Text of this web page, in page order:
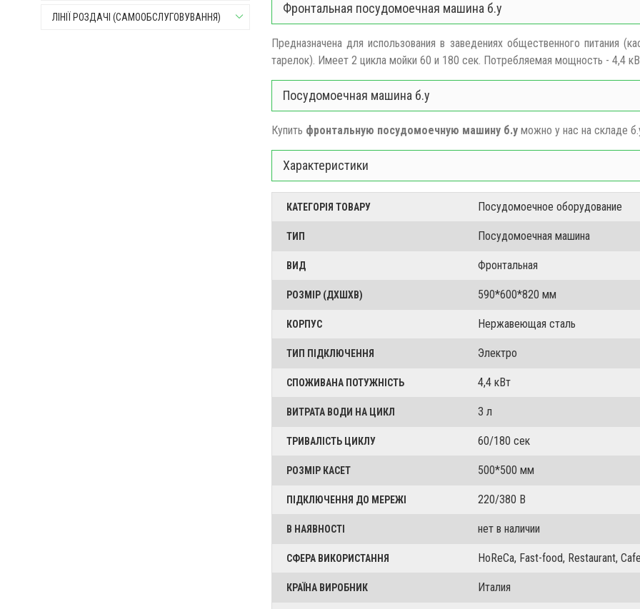
Фронтальная посудомоечная машина б.у
Предназначена для использования в заведениях общественного питания
тарелок). Имеет 2 цикла мойки 60 и 180 сек. Потребляемая мощность - 4,4
Посудомоечная машина б.у
Купить фронтальную посудомоечную машину б.уможно у нас на складе
Характеристики
КАТЕГОРІЯ ТОВАРУ Посудомоечное оборудование
ТИП Посудомоечная машина
ВИД Фронтальная
РОЗМІР (ДХШХВ) 590*600*820 мм
КОРПУС Нержавеющая сталь
ТИП ПІДКЛЮЧЕННЯ Электро
СПОЖИВАНА ПОТУЖНІСТЬ 4,4 кВт
ВИТРАТА ВОДИ НА ЦИКЛ 3 л
ТРИВАЛІСТЬ ЦИКЛУ 60/180 сек
РОЗМІР КАСЕТ 500*500 мм
ПІДКЛЮЧЕННЯ ДО МЕРЕЖІ 220/380 В
В НАЯВНОСТІ нет в наличии
СФЕРА ВИКОРИСТАННЯ HoReCa, Fast-food, Restaurant,
КРАЇНА ВИРОБНИК Италия
ЛІНІЇ РОЗДАЧІ (САМООБСЛУГОВУВАННЯ)